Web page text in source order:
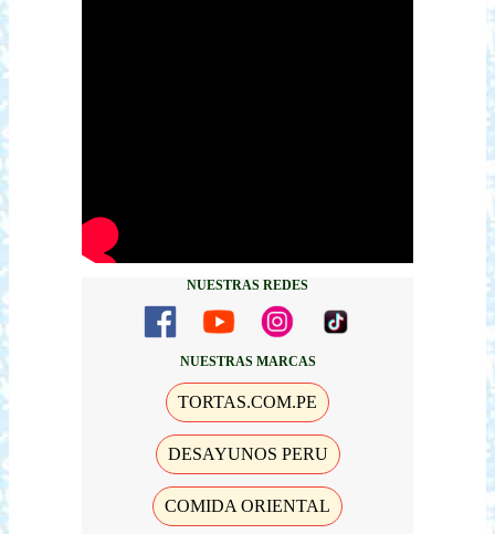
NUESTRAS REDES
NUESTRAS MARCAS
TORTAS.COM.PE
DESAYUNOS PERU
COMIDA ORIENTAL